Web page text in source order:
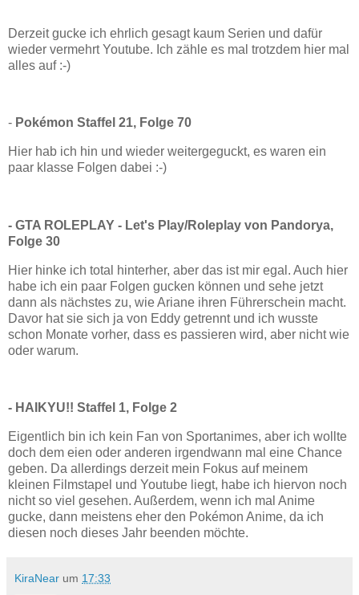
Derzeit gucke ich ehrlich gesagt kaum Serien und dafür
wieder vermehrt Youtube. Ich zähle es mal trotzdem hier mal
alles auf :-)
- Pokémon Staffel 21, Folge 70
Hier hab ich hin und wieder weitergeguckt, es waren ein
paar klasse Folgen dabei :-)
- GTA ROLEPLAY - Let's Play/Roleplay von Pandorya,
Folge 30
Hier hinke ich total hinterher, aber das ist mir egal. Auch hier
habe ich ein paar Folgen gucken können und sehe jetzt
dann als nächstes zu, wie Ariane ihren Führerschein macht.
Davor hat sie sich ja von Eddy getrennt und ich wusste
schon Monate vorher, dass es passieren wird, aber nicht wie
oder warum.
- HAIKYU!! Staffel 1, Folge 2
Eigentlich bin ich kein Fan von Sportanimes, aber ich wollte
doch dem eien oder anderen irgendwann mal eine Chance
geben. Da allerdings derzeit mein Fokus auf meinem
kleinen Filmstapel und Youtube liegt, habe ich hiervon noch
nicht so viel gesehen. Außerdem, wenn ich mal Anime
gucke, dann meistens eher den Pokémon Anime, da ich
diesen noch dieses Jahr beenden möchte.
KiraNear um 17:33